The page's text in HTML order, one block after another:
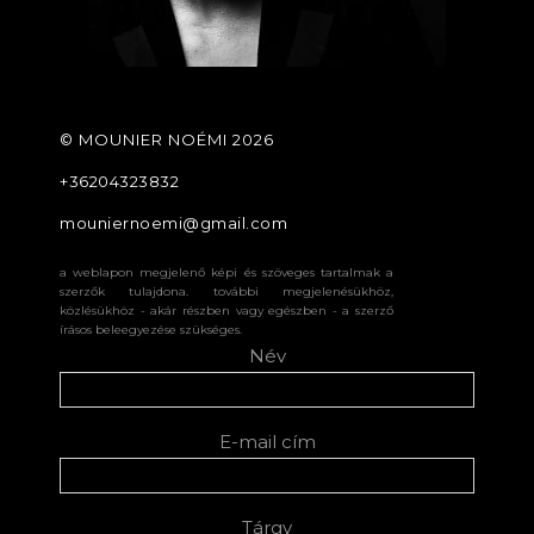
©️ MOUNIER NOÉMI 2026
+36204323832
mouniernoemi@gmail.com
a weblapon megjelenő képi és szöveges tartalmak a
szerzők tulajdona. további megjelenésükhöz,
közlésükhöz - akár részben vagy egészben - a szerző
írásos beleegyezése szükséges.
Név
E-mail cím
Tárgy